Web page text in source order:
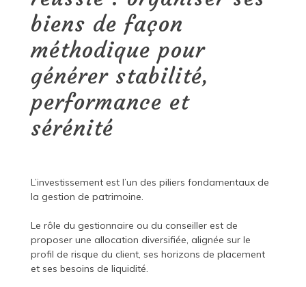
biens de façon
méthodique pour
générer stabilité,
performance et
sérénité
L’investissement est l’un des piliers fondamentaux de
la gestion de patrimoine.
Le rôle du gestionnaire ou du conseiller est de
proposer une allocation diversifiée, alignée sur le
profil de risque du client, ses horizons de placement
et ses besoins de liquidité.